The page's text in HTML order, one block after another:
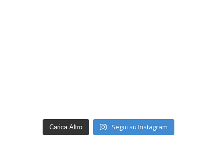
Carica Altro Segui su Instagram